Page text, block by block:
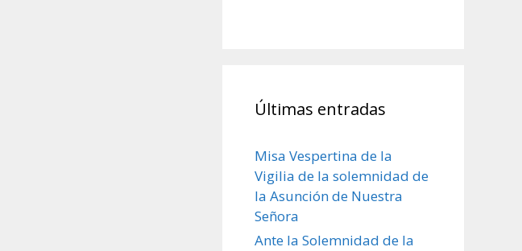
Últimas entradas
Misa Vespertina de la
Vigilia de la solemnidad de
la Asunción de Nuestra
Señora
Ante la Solemnidad de la